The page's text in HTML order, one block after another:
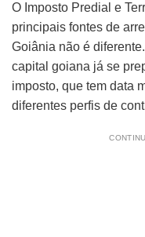
O Imposto Predial e
principais fontes de
Goiânia não é
capital goiana já se
imposto, que tem data
diferentes perfis de